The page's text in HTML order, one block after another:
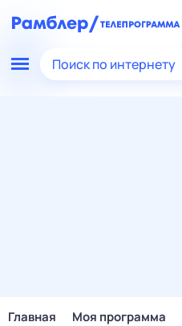
Поиск по интернету
Главная Моя программа